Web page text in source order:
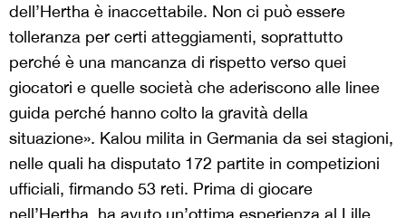
dell’Hertha è inaccettabile. Non ci può essere
tolleranza per certi atteggiamenti, soprattutto
perché è una mancanza di rispetto verso quei
giocatori e quelle società che aderiscono alle linee
guida perché hanno colto la gravità della
situazione». Kalou milita in Germania da sei stagioni,
nelle quali ha disputato 172 partite in competizioni
ufficiali, firmando 53 reti. Prima di giocare
nell’Hertha, ha avuto un’ottima esperienza al Lille